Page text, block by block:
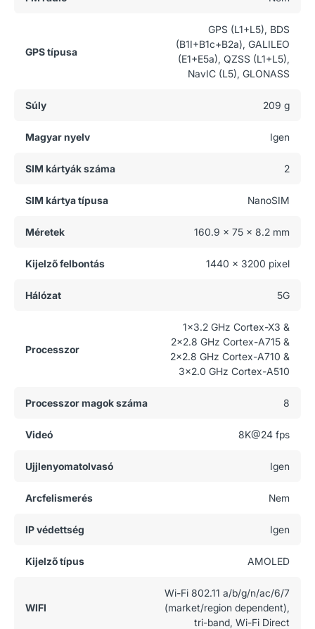
GPS típusa
GPS (L1+L5), BDS
(B1I+B1c+B2a), GALILEO
(E1+E5a), QZSS (L1+L5),
NavIC (L5), GLONASS
Súly 209 g
Magyar nyelv Igen
SIM kártyák száma 2
SIM kártya típusa NanoSIM
Méretek 160.9 x 75 x 8.2 mm
Kijelző felbontás 1440 x 3200 pixel
Hálózat 5G
Processzor
1x3.2 GHz Cortex-X3 &
2x2.8 GHz Cortex-A715 &
2x2.8 GHz Cortex-A710 &
3x2.0 GHz Cortex-A510
Processzor magok száma 8
Videó 8K@24 fps
Ujjlenyomatolvasó Igen
Arcfelismerés Nem
IP védettség Igen
Kijelző típus AMOLED
WIFI
Wi-Fi 802.11 a/b/g/n/ac/6/7
(market/region dependent),
tri-band, Wi-Fi Direct